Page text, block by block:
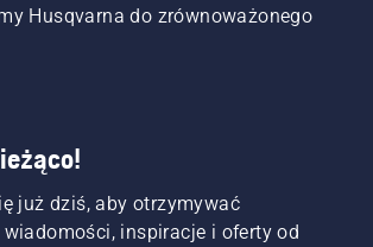
Husqvarna do zrównoważonego
już dziś, aby otrzymywać
inspiracje i oferty od